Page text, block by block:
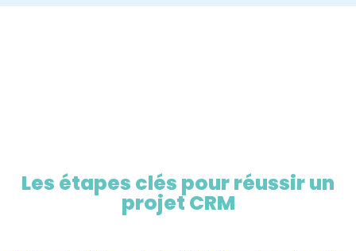
Les étapes clés pour réussir un
projet CRM